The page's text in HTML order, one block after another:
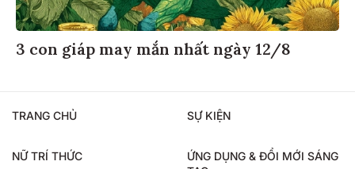
3 con giáp may mắn nhất ngày 12/8
TRANG CHỦ SỰ KIỆN
NỮ TRÍ THỨC
ỨNG DỤNG & ĐỔI MỚI SÁNG